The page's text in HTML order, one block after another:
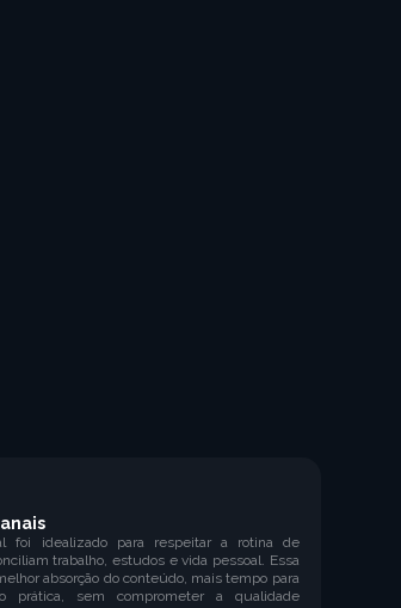
foi idealizado para respeitar a rotina de
trabalho, estudos e vida pessoal. Essa
absorção do conteúdo, mais tempo para
prática, sem comprometer a qualidade